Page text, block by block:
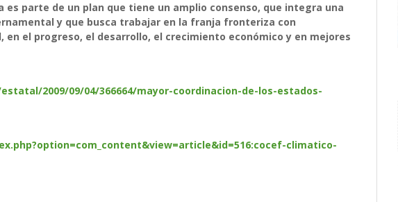
es parte de un plan que tiene un amplio consenso, que integra una
y que busca trabajar en la franja fronteriza con
el progreso, el desarrollo, el crecimiento económico y en mejores
2009/09/04/366664/mayor-coordinacion-de-los-estados-
climatico-